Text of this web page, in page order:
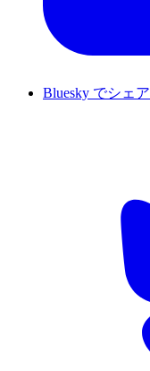
Bluesky でシェア